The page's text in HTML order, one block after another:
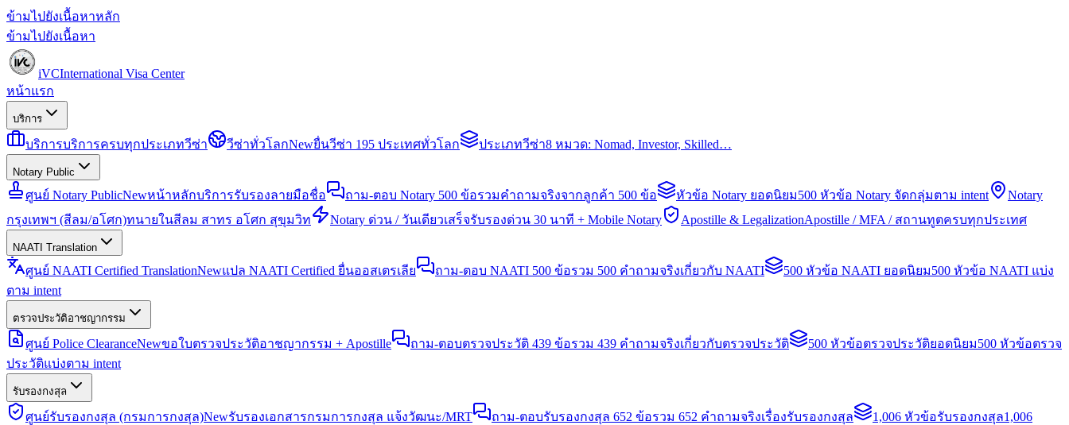
ข้ามไปยังเนื้อหาหลัก
ข้ามไปยังเนื้อหา
iVCInternational Visa Center
หน้าแรก
บริการ
บริการบริการครบทุกประเภทวีซ่า วีซ่าทั่วโลกNewยื่นวีซ่า 195 ประเทศทั่วโลก ประเภทวีซ่า8 หมวด: Nomad, Investor, Skilled…
Notary Public
ศูนย์ Notary PublicNewหน้าหลักบริการรับรองลายมือชื่อ ถาม-ตอบ Notary 500 ข้อรวมคำถามจริงจากลูกค้า 500 ข้อ หัวข้อ Notary ยอดนิยม500 หัวข้อ Notary จัดกลุ่มตาม intent
Notary
กรุงเทพฯ (สีลม/อโศก)ทนายในสีลม สาทร อโศก สุขุมวิท Notary ด่วน / วันเดียวเสร็จรับรองด่วน 30 นาที + Mobile Notary Apostille & LegalizationApostille / MFA / สถานทูตครบทุกประเทศ
NAATI Translation
ศูนย์ NAATI Certified TranslationNewแปล NAATI Certified ยื่นออสเตรเลีย ถาม-ตอบ NAATI 500 ข้อรวม 500 คำถามจริงเกี่ยวกับ NAATI 500 หัวข้อ NAATI ยอดนิยม500 หัวข้อ NAATI แบ่ง
ตาม intent
ตรวจประวัติอาชญากรรม
ศูนย์ Police ClearanceNewขอใบตรวจประวัติอาชญากรรม + Apostille ถาม-ตอบตรวจประวัติ 439 ข้อรวม 439 คำถามจริงเกี่ยวกับตรวจประวัติ 500 หัวข้อตรวจประวัติยอดนิยม500 หัวข้อตรวจ
ประวัติแบ่งตาม intent
รับรองกงสุล
ศูนย์รับรองกงสุล (กรมการกงสุล)Newรับรองเอกสารกรมการกงสุล แจ้งวัฒนะ/MRT ถาม-ตอบรับรองกงสุล 652 ข้อรวม 652 คำถามจริงเรื่องรับรองกงสุล 1,006 หัวข้อรับรองกงสุล1,006